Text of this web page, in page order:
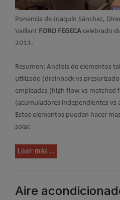
Ponencia de Joaquín Sánchez,
Vaillant FORO FEGECA celebrado
2013.
Resumen: Análisis de elementos
utilizado (drainback vs
empleadas (high flow vs matched
(acumuladores independientes vs
Estos elementos pueden hacer
solar.
Leer más ...
Aire